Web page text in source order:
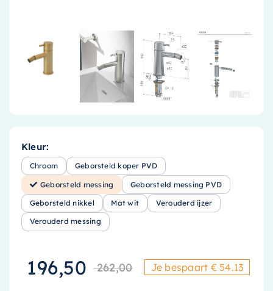
Kleur:
Chroom Geborsteld koper PVD
Geborsteld messing Geborsteld messing PVD
Geborsteld nikkel Mat wit Verouderd ijzer
Verouderd messing
262,00
196,50 Huidige prijs
Je bespaart € 54.13